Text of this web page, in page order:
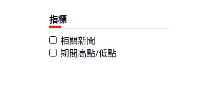
指標
相關新聞
期間高點/低點